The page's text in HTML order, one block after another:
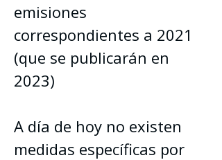
emisiones
correspondientes a 2021
(que se publicarán en
2023)
A día de hoy no existen
medidas específicas por